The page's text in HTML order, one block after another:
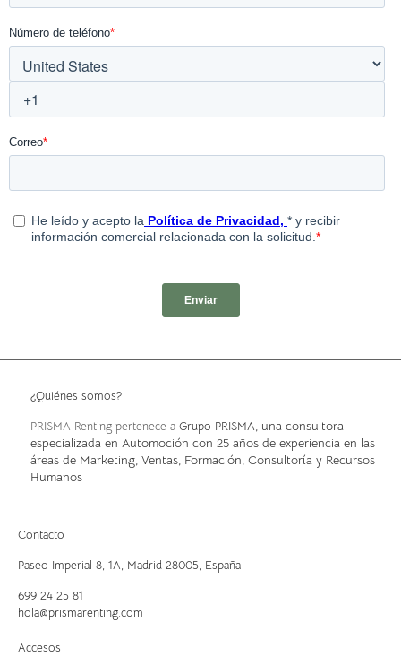
¿Quiénes somos?
PRISMA Renting pertenece a Grupo PRISMA, una consultora
especializada en Automoción con 25 años de experiencia en las
áreas de Marketing, Ventas, Formación, Consultoría y Recursos
Humanos
Contacto
Paseo Imperial 8, 1A, Madrid 28005, España
699 24 25 81
hola@prismarenting.com
Accesos